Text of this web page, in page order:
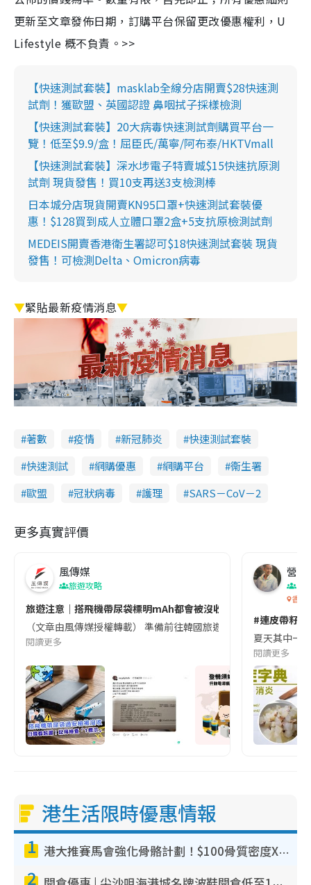
更新至文章發佈日期，訂購平台保留更改優惠權利，U
Lifestyle 概不負責。>>
【快速測試套裝】masklab全線分店開賣$28快速測
試劑！獲歐盟、英國認證 鼻咽拭子採樣檢測
【快速測試套裝】20大病毒快速測試劑購買平台一
覽！低至$9.9/盒！屈臣氏/萬寧/阿布泰/HKTVmall
【快速測試套裝】深水埗電子特賣城$15快速抗原測
試劑 現貨發售！買10支再送3支檢測棒
日本城分店現貨開賣KN95口罩+快速測試套裝優
惠！$128買到成人立體口罩2盒+5支抗原檢測試劑
MEDEIS開賣香港衛生署認可$18快速測試套裝 現貨
發售！可檢測Delta、Omicron病毒
▼緊貼最新疫情消息▼
著數 疫情 新冠肺炎
快速測試套裝
快速測試
網購優惠 網購平台
衞生署
歐盟
冠狀病毒 護理 SARS－CoV－2
更多真實評價
風傳媒
旅遊攻略
旅遊注意｜搭飛機帶尿袋標明mAh都會被沒收😱出發前切記檢查
（文章由風傳媒授權轉載） 準備前往韓國旅遊的民眾，近期要
閱讀更多
營養
香港
#連皮帶籽
夏天其中一
閱讀更多
港生活限時優惠情報
1 港大推賽馬會強化骨骼計劃！$100骨質密度X光檢查 完成免費運動訓練送超市禮券！附參加資格
2